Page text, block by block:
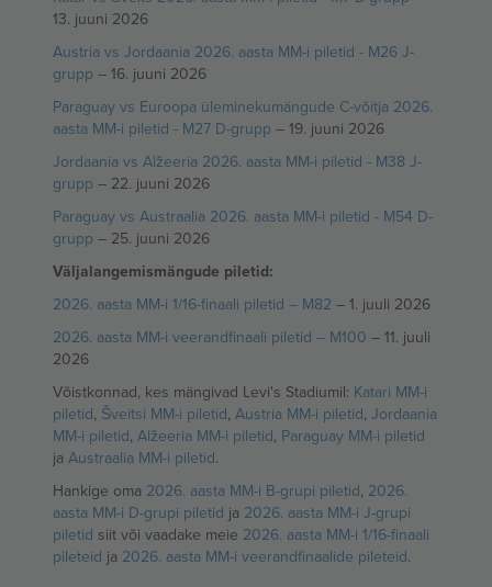
13. juuni 2026
Austria vs Jordaania 2026. aasta MM-i piletid - M26 J-
grupp – 16. juuni 2026
Paraguay vs Euroopa üleminekumängude C-võitja 2026.
aasta MM-i piletid - M27 D-grupp – 19. juuni 2026
Jordaania vs Alžeeria 2026. aasta MM-i piletid - M38 J-
grupp – 22. juuni 2026
Paraguay vs Austraalia 2026. aasta MM-i piletid - M54 D-
grupp – 25. juuni 2026
Väljalangemismängude piletid:
2026. aasta MM-i 1/16-finaali piletid – M82 – 1. juuli 2026
2026. aasta MM-i veerandfinaali piletid – M100 – 11. juuli
2026
Võistkonnad, kes mängivad Levi's Stadiumil: Katari MM-i
piletid, Šveitsi MM-i piletid, Austria MM-i piletid, Jordaania
MM-i piletid, Alžeeria MM-i piletid, Paraguay MM-i piletid
ja Austraalia MM-i piletid.
Hankige oma 2026. aasta MM-i B-grupi piletid, 2026.
aasta MM-i D-grupi piletid ja 2026. aasta MM-i J-grupi
piletid siit või vaadake meie 2026. aasta MM-i 1/16-finaali
pileteid ja 2026. aasta MM-i veerandfinaalide pileteid.